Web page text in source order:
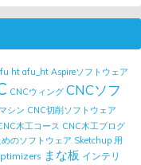
ht afu_ht Aspireソフトウェア
CNCウィング CNCソフ
シン CNC切削ソフトウェア
木工コース CNC木工プログ
のソフトウェア Sketchup 用
まな板 インテリ